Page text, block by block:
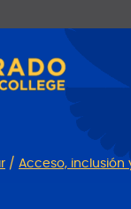
/ Acceso, inclusión